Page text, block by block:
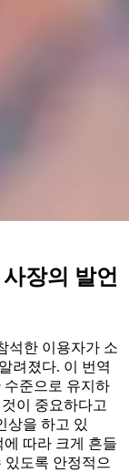
장의 발언
석한 이용자가 소
려졌다. 이 번역
수준으로 유지하
이 중요하다고
상을 하고 있
따라 크게 흔들
있도록 안정적으